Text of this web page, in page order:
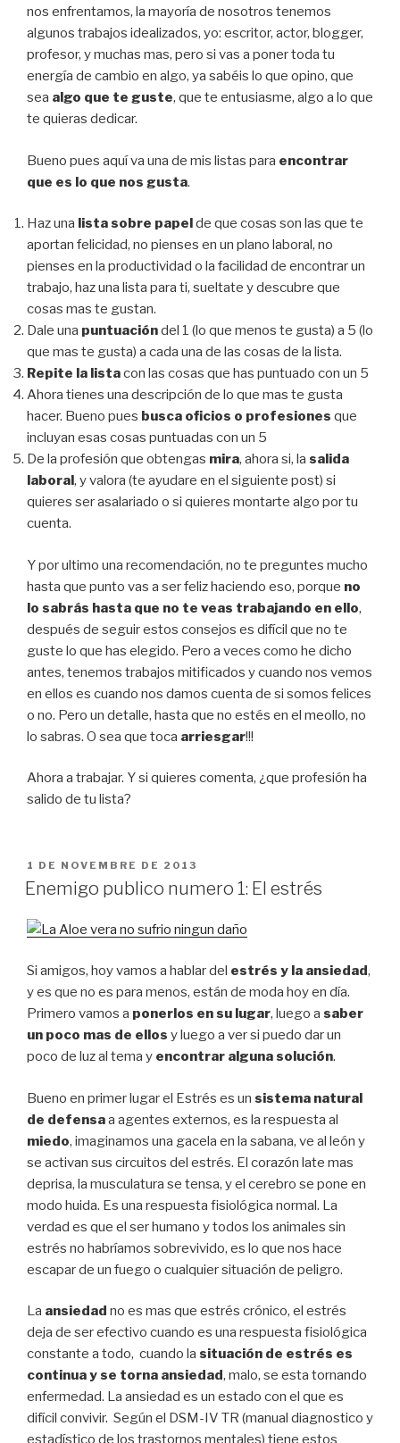
nos enfrentamos, la mayoría de nosotros tenemos
algunos trabajos idealizados, yo: escritor, actor, blogger,
profesor, y muchas mas, pero si vas a poner toda tu
energía de cambio en algo, ya sabéis lo que opino, que
sea algo que te guste, que te entusiasme, algo a lo que
te quieras dedicar.
Bueno pues aquí va una de mis listas para encontrar
que es lo que nos gusta.
Haz una lista sobre papel de que cosas son las que te
aportan felicidad, no pienses en un plano laboral, no
pienses en la productividad o la facilidad de encontrar un
trabajo, haz una lista para ti, sueltate y descubre que
cosas mas te gustan.
Dale una puntuacióndel 1 (lo que menos te gusta) a 5 (lo
que mas te gusta) a cada una de las cosas de la lista.
Repite la listacon las cosas que has puntuado con un 5
Ahora tienes una descripción de lo que mas te gusta
hacer. Bueno pues busca oficios o profesiones que
incluyan esas cosas puntuadas con un 5
De la profesión que obtengas mira, ahora si, la salida
laboral , y valora (te ayudare en el siguiente post) si
quieres ser asalariado o si quieres montarte algo por tu
cuenta.
Y por ultimo una recomendación, no te preguntes mucho
hasta que punto vas a ser feliz haciendo eso, porque no
lo sabrás hasta que no te veas trabajando en ello,
después de seguir estos consejos es difícil que no te
guste lo que has elegido. Pero a veces como he dicho
antes, tenemos trabajos mitificados y cuando nos vemos
en ellos es cuando nos damos cuenta de si somos felices
o no. Pero un detalle, hasta que no estés en el meollo, no
lo sabras. O sea que toca arriesgar!!!
Ahora a trabajar. Y si quieres comenta, ¿que profesión ha
salido de tu lista?
PUBLICAT
A
1 DE NOVEMBRE DE 2013
Enemigo publico numero 1: El estrés
Si amigos, hoy vamos a hablar del estrés y la ansiedad,
y es que no es para menos, están de moda hoy en día.
Primero vamos a ponerlos en su lugar, luego a saber
un poco mas de ellos y luego a ver si puedo dar un
poco de luz al tema y encontrar alguna solución.
Bueno en primer lugar el Estrés es un sistema natural
de defensaa agentes externos, es la respuesta al
miedo, imaginamos una gacela en la sabana, ve al león y
se activan sus circuitos del estrés. El corazón late mas
deprisa, la musculatura se tensa, y el cerebro se pone en
modo huida. Es una respuesta fisiológica normal. La
verdad es que el ser humano y todos los animales sin
estrés no habríamos sobrevivido, es lo que nos hace
escapar de un fuego o cualquier situación de peligro.
La ansiedad no es mas que estrés crónico, el estrés
deja de ser efectivo cuando es una respuesta fisiológica
constante a todo, cuando la situación de estrés es
continua y se torna ansiedad, malo, se esta tornando
enfermedad. La ansiedad es un estado con el que es
difícil convivir. Según el DSM-IV TR (manual diagnostico y
estadístico de los trastornos mentales) tiene estos